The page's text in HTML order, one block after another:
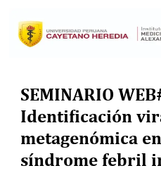
SEMINARIO
Identificación
metagenómica
síndrome febril